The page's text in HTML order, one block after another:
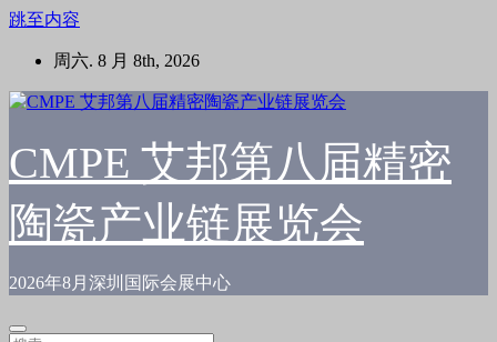
跳至内容
周六. 8 月 8th, 2026
CMPE 艾邦第八届精密
陶瓷产业链展览会
2026年8月深圳国际会展中心